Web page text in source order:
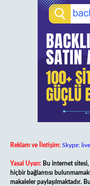
Reklam ve İletişim: Skype:
Yasal Uyarı: Bu internet
hiçbir bağlantısı
makaleler paylaşılmaktadır.